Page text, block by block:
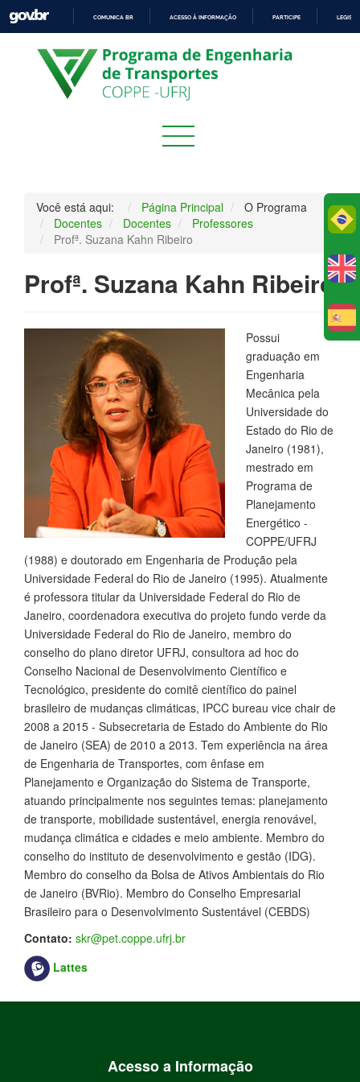
PARA
O
CONTEÚDO
COMUNICA BR ACESSO À INFORMAÇÃO PARTICIPE
Você está aqui: Página Principal
O Programa
Docentes
Docentes
Professores
Profª. Suzana Kahn Ribeiro
Profª. Suzana Kahn Ribeiro
Possui
graduação em
Engenharia
Mecânica pela
Universidade do
Estado do Rio de
Janeiro (1981),
mestrado em
Programa de
Planejamento
Energético -
COPPE/UFRJ
(1988) e doutorado em Engenharia de Produção pela
Universidade Federal do Rio de Janeiro (1995). Atualmente
é professora titular da Universidade Federal do Rio de
Janeiro, coordenadora executiva do projeto fundo verde da
Universidade Federal do Rio de Janeiro, membro do
conselho do plano diretor UFRJ, consultora ad hoc do
Conselho Nacional de Desenvolvimento Científico e
Tecnológico, presidente do comitê científico do painel
brasileiro de mudanças climáticas, IPCC bureau vice chair de
2008 a 2015 - Subsecretaria de Estado do Ambiente do Rio
de Janeiro (SEA) de 2010 a 2013. Tem experiência na área
de Engenharia de Transportes, com ênfase em
Planejamento e Organização do Sistema de Transporte,
atuando principalmente nos seguintes temas: planejamento
de transporte, mobilidade sustentável, energia renovável,
mudança climática e cidades e meio ambiente. Membro do
conselho do instituto de desenvolvimento e gestão (IDG).
Membro do conselho da Bolsa de Ativos Ambientais do Rio
de Janeiro (BVRio). Membro do Conselho Empresarial
Brasileiro para o Desenvolvimento Sustentável (CEBDS)
Contato: skr@pet.coppe.ufrj.br
Lattes
Acesso a Informação